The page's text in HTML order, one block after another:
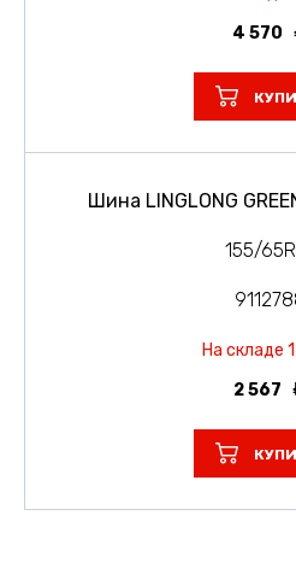
4 570
Шина LINGLONG
155/
На складе
2 567